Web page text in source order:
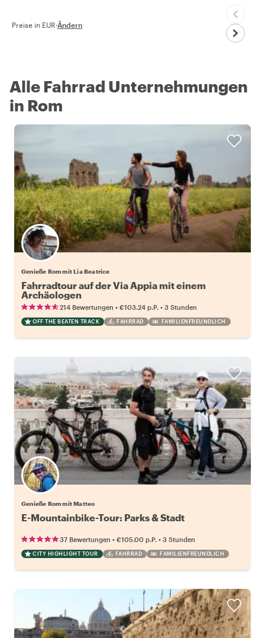
Preise in EUR·Ändern
Alle Fahrrad Unternehmungen
in Rom
Genieße Rom mit Lia Beatrice
Fahrradtour auf der Via Appia mit einem
Archäologen
214 Bewertungen • €103.24 p.P. • 3 Stunden
OFF THE BEATEN TRACK FAHRRAD FAMILIENFREUNDLICH
Genieße Rom mit Matteo
E-Mountainbike-Tour: Parks & Stadt
37 Bewertungen • €105.00 p.P. • 3 Stunden
CITY HIGHLIGHT TOUR FAHRRAD FAMILIENFREUNDLICH